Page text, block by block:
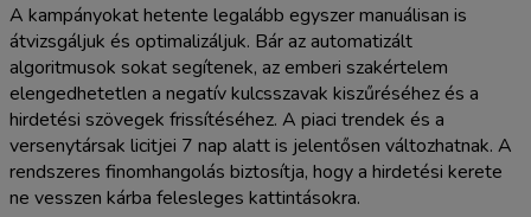
A kampányokat hetente legalább egyszer manuálisan is
átvizsgáljuk és optimalizáljuk. Bár az automatizált
algoritmusok sokat segítenek, az emberi szakértelem
elengedhetetlen a negatív kulcsszavak kiszűréséhez és a
hirdetési szövegek frissítéséhez. A piaci trendek és a
versenytársak licitjei 7 nap alatt is jelentősen változhatnak. A
rendszeres finomhangolás biztosítja, hogy a hirdetési kerete
ne vesszen kárba felesleges kattintásokra.